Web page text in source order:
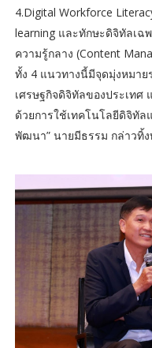
4.Digital Workforce
learning และทักษะดิจิทัลเฉ
ความรู้กลาง (Content
ทั้ง 4 แนวทางนี้มีจุดมุ่งหมา
เศรษฐกิจดิจิทัลของประเท
ด้วยการใช้เทคโนโลยีดิจิทัล
พัฒนา” นายมีธรรม กล่าวทิ้ง